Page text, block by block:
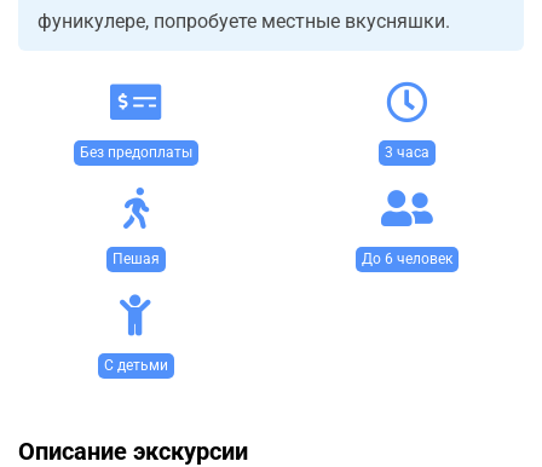
фуникулере, попробуете местные вкусняшки.
Без предоплаты 3 часа
Пешая До 6 человек
С детьми
Описание экскурсии